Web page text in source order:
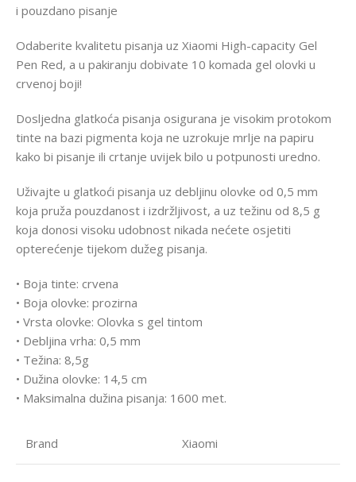
i pouzdano pisanje
Odaberite kvalitetu pisanja uz Xiaomi High-capacity Gel
Pen Red, a u pakiranju dobivate 10 komada gel olovki u
crvenoj boji!
Dosljedna glatkoća pisanja osigurana je visokim protokom
tinte na bazi pigmenta koja ne uzrokuje mrlje na papiru
kako bi pisanje ili crtanje uvijek bilo u potpunosti uredno.
Uživajte u glatkoći pisanja uz debljinu olovke od 0,5 mm
koja pruža pouzdanost i izdržljivost, a uz težinu od 8,5 g
koja donosi visoku udobnost nikada nećete osjetiti
opterećenje tijekom dužeg pisanja.
• Boja tinte: crvena
• Boja olovke: prozirna
• Vrsta olovke: Olovka s gel tintom
• Debljina vrha: 0,5 mm
• Težina: 8,5g
• Dužina olovke: 14,5 cm
• Maksimalna dužina pisanja: 1600 met.
Brand Xiaomi